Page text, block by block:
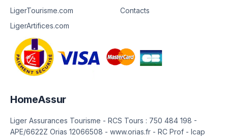
LigerTourisme.com
LigerArtifices.com
Contacts
HomeAssur
Liger Assurances Tourisme - RCS Tours : 750 484 198 -
APE/6622Z Orias 12066508 - www.orias.fr - RC Prof - Icap